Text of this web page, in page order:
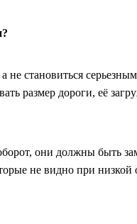
становиться
размер дороги, её
они должны быть
не видно при низкой